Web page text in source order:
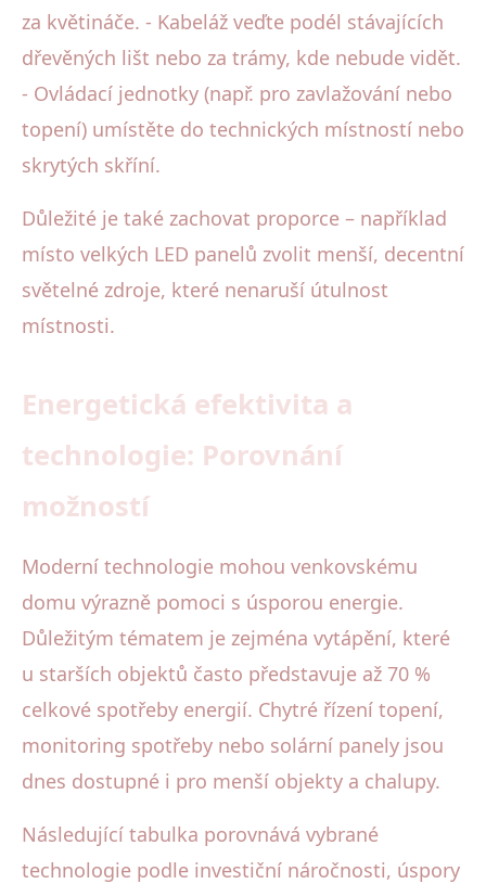
za květináče. - Kabeláž veďte podél stávajících
dřevěných lišt nebo za trámy, kde nebude vidět.
- Ovládací jednotky (např. pro zavlažování nebo
topení) umístěte do technických místností nebo
skrytých skříní.
Důležité je také zachovat proporce – například
místo velkých LED panelů zvolit menší, decentní
světelné zdroje, které nenaruší útulnost
místnosti.
Energetická efektivita a
technologie: Porovnání
možností
Moderní technologie mohou venkovskému
domu výrazně pomoci s úsporou energie.
Důležitým tématem je zejména vytápění, které
u starších objektů často představuje až 70 %
celkové spotřeby energií. Chytré řízení topení,
monitoring spotřeby nebo solární panely jsou
dnes dostupné i pro menší objekty a chalupy.
Následující tabulka porovnává vybrané
technologie podle investiční náročnosti, úspory